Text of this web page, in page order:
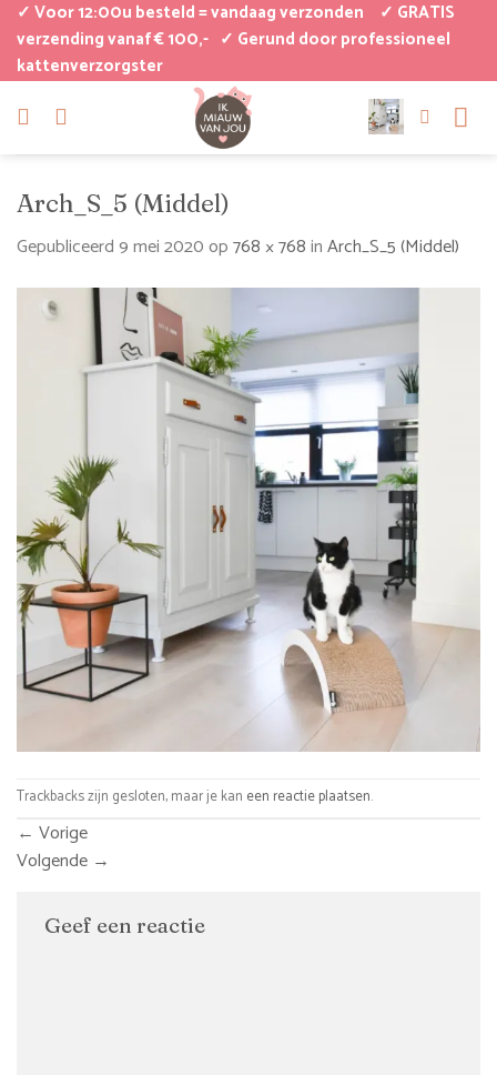
naar
inhoud
✓ Voor 12:00u besteld = vandaag verzonden
✓ GRATIS
verzending vanaf € 100,- ✓ Gerund door professioneel
kattenverzorgster
Arch_S_5 (Middel)
Gepubliceerd9 mei 2020op768 × 768inArch_S_5 (Middel)
Trackbacks zijn gesloten, maar je kan een reactie plaatsen.
← Vorige
Volgende →
Geef een reactie